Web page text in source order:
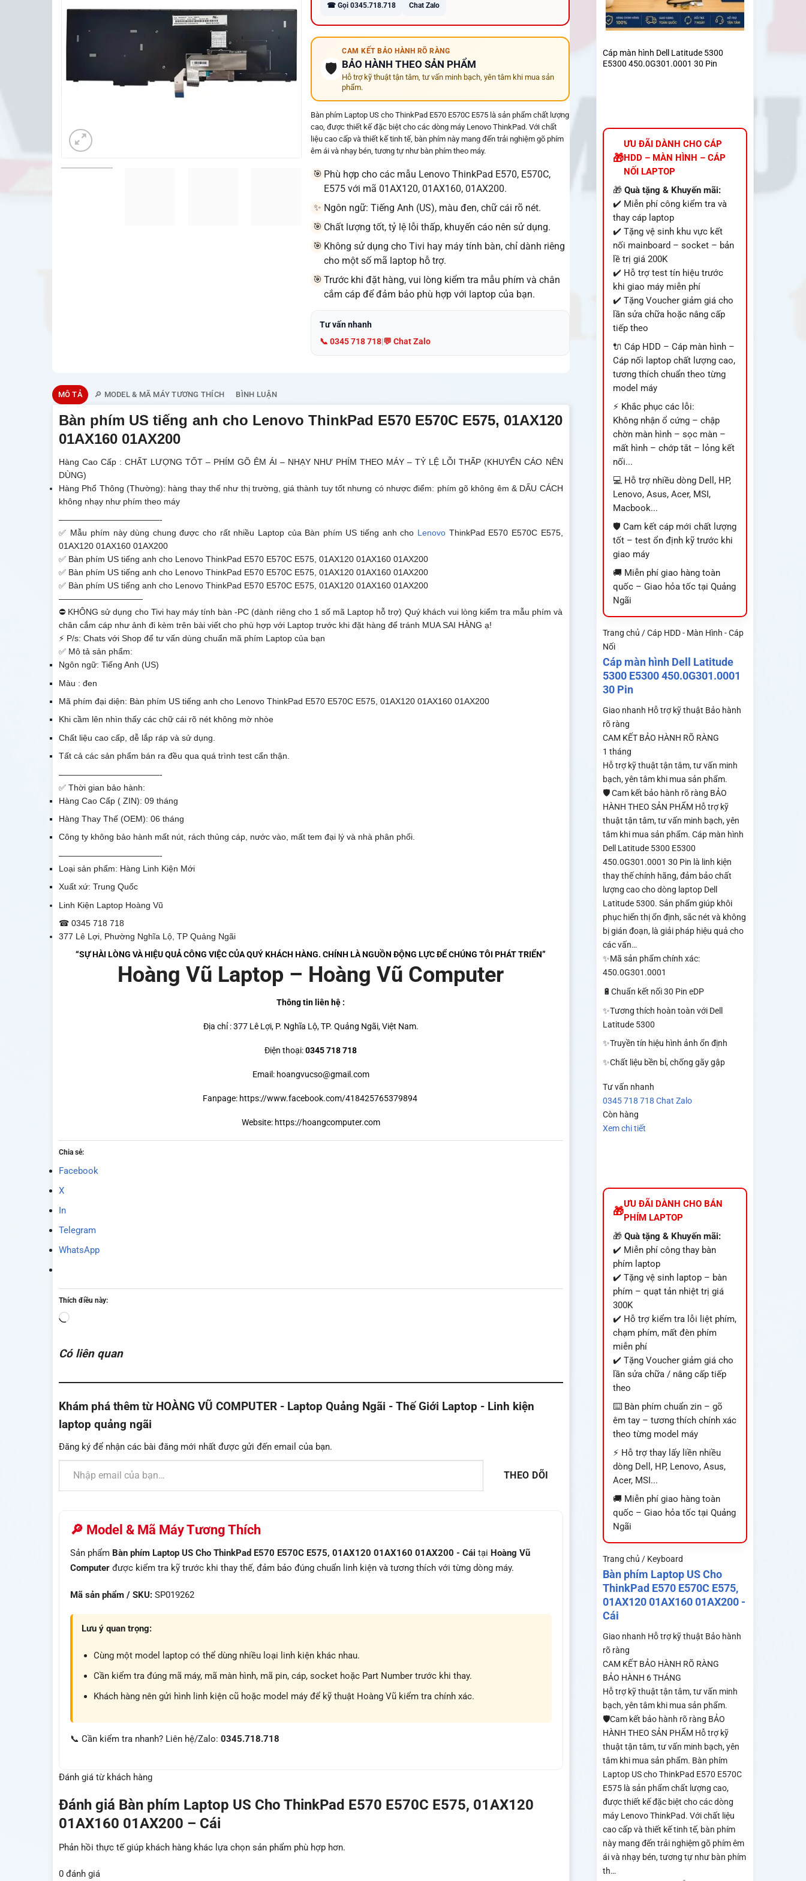
Cáp màn hình Dell Latitude 5300
E5300 450.0G301.0001 30 Pin
ƯU ĐÃI DÀNH CHO CÁP
HDD – MÀN HÌNH – CÁP
NỐI LAPTOP
🎁Quà tặng & Khuyến mãi:
✔️ Miễn phí công kiểm tra và
thay cáp laptop
✔️ Tặng vệ sinh khu vực kết
nối mainboard – socket – bản
lề trị giá 200K
✔️ Hỗ trợ test tín hiệu trước
khi giao máy miễn phí
✔️ Tặng Voucher giảm giá cho
lần sửa chữa hoặc nâng cấp
tiếp theo
🔌 Cáp HDD – Cáp màn hình –
Cáp nối laptop chất lượng cao,
tương thích chuẩn theo từng
model máy
⚡ Khắc phục các lỗi:
Không nhận ổ cứng – chập
chờn màn hình – sọc màn –
mất hình – chớp tắt – lỏng kết
nối...
💻 Hỗ trợ nhiều dòng Dell, HP,
Lenovo, Asus, Acer, MSI,
Macbook...
🛡️ Cam kết cáp mới chất lượng
tốt – test ổn định kỹ trước khi
giao máy
🚚 Miễn phí giao hàng toàn
quốc – Giao hỏa tốc tại Quảng
Ngãi
Trang chủ / Cáp HDD - Màn Hình - Cáp
Nối
Cáp màn hình Dell Latitude
5300 E5300 450.0G301.0001
30 Pin
Giao nhanh Hỗ trợ kỹ thuật Bảo hành
rõ ràng
CAM KẾT BẢO HÀNH RÕ RÀNG
1 tháng
Hỗ trợ kỹ thuật tận tâm, tư vấn minh
bạch, yên tâm khi mua sản phẩm.
🛡️ Cam kết bảo hành rõ ràng BẢO
HÀNH THEO SẢN PHẨM Hỗ trợ kỹ
thuật tận tâm, tư vấn minh bạch, yên
tâm khi mua sản phẩm. Cáp màn hình
Dell Latitude 5300 E5300
450.0G301.0001 30 Pin là linh kiện
thay thế chính hãng, đảm bảo chất
lượng cao cho dòng laptop Dell
Latitude 5300. Sản phẩm giúp khôi
phục hiển thị ổn định, sắc nét và không
bị gián đoạn, là giải pháp hiệu quả cho
các vấn…
✨Mã sản phẩm chính xác:
450.0G301.0001
🔋Chuẩn kết nối 30 Pin eDP
✨Tương thích hoàn toàn với Dell
Latitude 5300
✨Truyền tín hiệu hình ảnh ổn định
✨Chất liệu bền bỉ, chống gãy gập
Tư vấn nhanh
0345 718 718 Chat Zalo
Còn hàng
Xem chi tiết
ƯU ĐÃI DÀNH CHO BÁN
PHÍM LAPTOP
🎁Quà tặng & Khuyến mãi:
✔️ Miễn phí công thay bàn
phím laptop
✔️ Tặng vệ sinh laptop – bàn
phím – quạt tản nhiệt trị giá
300K
✔️ Hỗ trợ kiểm tra lỗi liệt phím,
chạm phím, mất đèn phím
miễn phí
✔️ Tặng Voucher giảm giá cho
lần sửa chữa / nâng cấp tiếp
theo
⌨️ Bàn phím chuẩn zin – gõ
êm tay – tương thích chính xác
theo từng model máy
⚡ Hỗ trợ thay lấy liền nhiều
dòng Dell, HP, Lenovo, Asus,
Acer, MSI...
🚚 Miễn phí giao hàng toàn
quốc – Giao hỏa tốc tại Quảng
Ngãi
Trang chủ / Keyboard
Bàn phím Laptop US Cho
ThinkPad E570 E570C E575,
01AX120 01AX160 01AX200 -
Cái
Giao nhanh Hỗ trợ kỹ thuật Bảo hành
rõ ràng
CAM KẾT BẢO HÀNH RÕ RÀNG
BẢO HÀNH 6 THÁNG
Hỗ trợ kỹ thuật tận tâm, tư vấn minh
bạch, yên tâm khi mua sản phẩm.
🛡️Cam kết bảo hành rõ ràng BẢO
HÀNH THEO SẢN PHẨM Hỗ trợ kỹ
thuật tận tâm, tư vấn minh bạch, yên
tâm khi mua sản phẩm. Bàn phím
Laptop US cho ThinkPad E570 E570C
E575 là sản phẩm chất lượng cao,
được thiết kế đặc biệt cho các dòng
máy Lenovo ThinkPad. Với chất liệu
cao cấp và thiết kế tinh tế, bàn phím
này mang đến trải nghiệm gõ phím êm
ái và nhạy bén, tương tự như bàn phím
th…
☎ Gọi 0345.718.718 Chat Zalo
🛡️
CAM KẾT BẢO HÀNH RÕ RÀNG
BẢO HÀNH THEO SẢN PHẨM
Hỗ trợ kỹ thuật tận tâm, tư vấn minh bạch, yên tâm khi mua sản
phẩm.
Bàn phím Laptop US cho ThinkPad E570 E570C E575 là sản phẩm chất lượng
cao, được thiết kế đặc biệt cho các dòng máy Lenovo ThinkPad. Với chất
liệu cao cấp và thiết kế tinh tế, bàn phím này mang đến trải nghiệm gõ phím
êm ái và nhạy bén, tương tự như bàn phím theo máy.
🎯 Phù hợp cho các mẫu Lenovo ThinkPad E570, E570C,
E575 với mã 01AX120, 01AX160, 01AX200.
✨ Ngôn ngữ: Tiếng Anh (US), màu đen, chữ cái rõ nét.
🎯 Chất lượng tốt, tỷ lệ lỗi thấp, khuyến cáo nên sử dụng.
🎯 Không sử dụng cho Tivi hay máy tính bàn, chỉ dành riêng
cho một số mã laptop hỗ trợ.
🎯 Trước khi đặt hàng, vui lòng kiểm tra mẫu phím và chân
cắm cáp để đảm bảo phù hợp với laptop của bạn.
Tư vấn nhanh
📞 0345 718 718|💬 Chat Zalo
MÔ TẢ 🔎 MODEL & MÃ MÁY TƯƠNG THÍCH BÌNH LUẬN
Bàn phím US tiếng anh cho Lenovo ThinkPad E570 E570C E575, 01AX120
01AX160 01AX200
Hàng Cao Cấp : CHẤT LƯỢNG TỐT – PHÍM GÕ ÊM ÁI – NHẠY NHƯ PHÍM THEO MÁY – TỶ LỆ LỖI THẤP (KHUYẾN CÁO NÊN
DÙNG)
Hàng Phổ Thông (Thường): hàng thay thế như thị trường, giá thành tuy tốt nhưng có nhược điểm: phím gõ không êm & DẤU CÁCH
không nhạy như phím theo máy
————————————-
✅ Mẫu phím này dùng chung được cho rất nhiều Laptop của Bàn phím US tiếng anh cho Lenovo ThinkPad E570 E570C E575,
01AX120 01AX160 01AX200
✅ Bàn phím US tiếng anh cho Lenovo ThinkPad E570 E570C E575, 01AX120 01AX160 01AX200
✅ Bàn phím US tiếng anh cho Lenovo ThinkPad E570 E570C E575, 01AX120 01AX160 01AX200
✅ Bàn phím US tiếng anh cho Lenovo ThinkPad E570 E570C E575, 01AX120 01AX160 01AX200
——————————
⛔ KHÔNG sử dụng cho Tivi hay máy tính bàn -PC (dành riêng cho 1 số mã Laptop hỗ trợ) Quý khách vui lòng kiểm tra mẫu phím và
chân cắm cáp như ảnh đi kèm trên bài viết cho phù hợp với Laptop trước khi đặt hàng để tránh MUA SAI HÀNG ạ!
⚡ P/s: Chats với Shop để tư vấn dùng chuẩn mã phím Laptop của bạn
✅ Mô tả sản phẩm:
Ngôn ngữ: Tiếng Anh (US)
Màu : đen
Mã phím đại diện: Bàn phím US tiếng anh cho Lenovo ThinkPad E570 E570C E575, 01AX120 01AX160 01AX200
Khi cầm lên nhìn thấy các chữ cái rõ nét không mờ nhòe
Chất liệu cao cấp, dễ lắp ráp và sử dụng.
Tất cả các sản phẩm bán ra đều qua quá trình test cẩn thận.
————————————-
✅ Thời gian bảo hành:
Hàng Cao Cấp ( ZIN): 09 tháng
Hàng Thay Thế (OEM): 06 tháng
Công ty không bảo hành mất nút, rách thủng cáp, nước vào, mất tem đại lý và nhà phân phối.
————————————-
Loại sản phẩm: Hàng Linh Kiện Mới
Xuất xứ: Trung Quốc
Linh Kiện Laptop Hoàng Vũ
☎ 0345 718 718
377 Lê Lợi, Phường Nghĩa Lộ, TP Quảng Ngãi
“SỰ HÀI LÒNG VÀ HIỆU QUẢ CÔNG VIỆC CỦA QUÝ KHÁCH HÀNG. CHÍNH LÀ NGUỒN ĐỘNG LỰC ĐỂ CHÚNG TÔI PHÁT TRIỂN”
Hoàng Vũ Laptop – Hoàng Vũ Computer
Thông tin liên hệ :
Địa chỉ : 377 Lê Lợi, P. Nghĩa Lộ, TP. Quảng Ngãi, Việt Nam.
Điện thoại: 0345 718 718
Email: hoangvucso@gmail.com
Fanpage: https://www.facebook.com/418425765379894
Website: https://hoangcomputer.com
Chia sẻ:
Facebook
X
In
Telegram
WhatsApp
Thích điều này:
Đang
Có liên quan
Khám phá thêm từ HOÀNG VŨ COMPUTER - Laptop Quảng Ngãi - Thế Giới Laptop - Linh kiện
laptop quảng ngãi
Đăng ký để nhận các bài đăng mới nhất được gửi đến email của bạn.
Nhập email của bạn…
THEO DÕI
🔎 Model & Mã Máy Tương Thích
Sản phẩm Bàn phím Laptop US Cho ThinkPad E570 E570C E575, 01AX120 01AX160 01AX200 - Cái tại Hoàng Vũ
Computer được kiểm tra kỹ trước khi thay thế, đảm bảo đúng chuẩn linh kiện và tương thích với từng dòng máy.
Mã sản phẩm / SKU: SP019262
Lưu ý quan trọng:
Cùng một model laptop có thể dùng nhiều loại linh kiện khác nhau.
Cần kiểm tra đúng mã máy, mã màn hình, mã pin, cáp, socket hoặc Part Number trước khi thay.
Khách hàng nên gửi hình linh kiện cũ hoặc model máy để kỹ thuật Hoàng Vũ kiểm tra chính xác.
📞 Cần kiểm tra nhanh? Liên hệ/Zalo: 0345.718.718
Đánh giá từ khách hàng
Đánh giá Bàn phím Laptop US Cho ThinkPad E570 E570C E575, 01AX120
01AX160 01AX200 – Cái
Phản hồi thực tế giúp khách hàng khác lựa chọn sản phẩm phù hợp hơn.
0 đánh giá